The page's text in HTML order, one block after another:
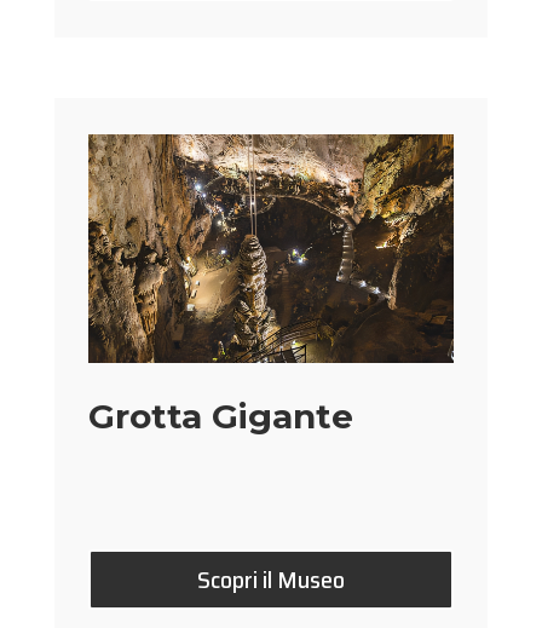
Grotta Gigante
Scopri il Museo